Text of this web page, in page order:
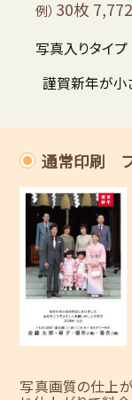
例） 30枚
写真入りタイ
謹賀新年が小
通常印刷
写真画質の仕上が